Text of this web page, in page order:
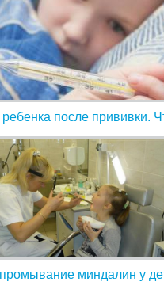
после прививки.
миндалин у